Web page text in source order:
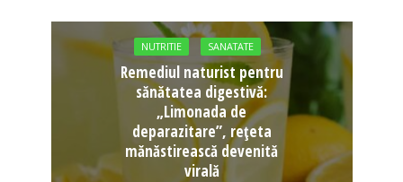
NUTRITIE SANATATE
Remediul naturist pentru
sănătatea digestivă:
„Limonada de
deparazitare”, rețeta
mănăstirească devenită
virală